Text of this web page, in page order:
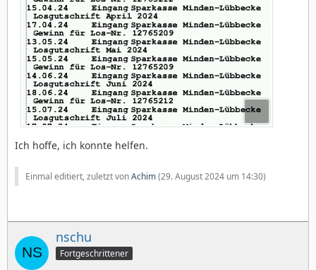
Ich hoffe, ich konnte helfen.
Einmal editiert, zuletzt vonAchim(29. August 2024 um 14:30)
nschu
Fortgeschrittener